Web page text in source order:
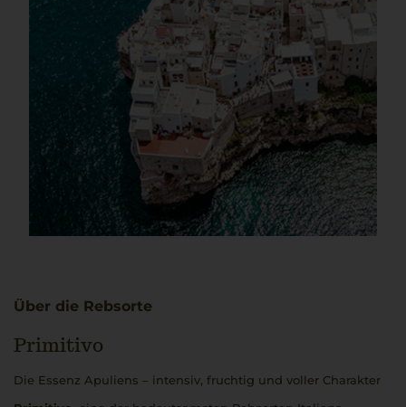
Über die Rebsorte
Primitivo
Die Essenz Apuliens – intensiv, fruchtig und voller Charakter